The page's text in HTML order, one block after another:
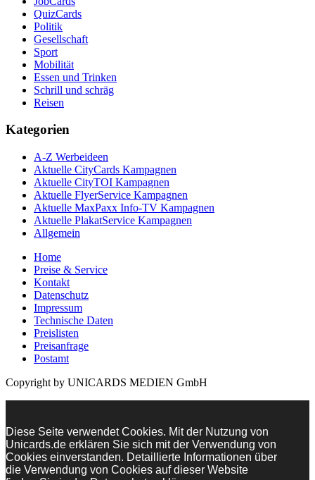
QuizCards
Politik
Gesellschaft
Sport
Mobilität
Essen und Trinken
Schrill und schräg
Reisen
Kategorien
A-Z Werbeideen
Aktuelle CityCards Kampagnen
Aktuelle CityTOI Kampagnen
Aktuelle FlyerService Kampagnen
Aktuelle MaxPaxx Info-TV Kampagnen
Aktuelle PlakatService Kampagnen
Allgemein
Home
Preise & Service
Kontakt
Datenschutz
Impressum
Technische Daten
Preislisten
Preisanfrage
Postamt
Copyright by UNICARDS MEDIEN GmbH
Diese Seite verwendet Cookies. Mit der Nutzung von
Unicards.de erklären Sie sich mit der Verwendung von
Cookies einverstanden. Detaillierte Informationen über
die Verwendung von Cookies auf dieser Website